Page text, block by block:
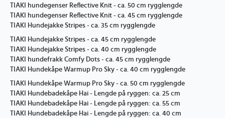
TIAKI hundegenser Reflective Knit - ca. 50 cm rygglengde
TIAKI hundegenser Reflective Knit - ca. 45 cm rygglengde
TIAKI Hundejakke Stripes - ca. 35 cm rygglengde
TIAKI Hundejakke Stripes - ca. 45 cm rygglengde
TIAKI Hundejakke Stripes - ca. 40 cm rygglengde
TIAKI hundefrakk Comfy Dots - ca. 45 cm rygglengde
TIAKI Hundekåpe Warmup Pro Sky - ca. 40 cm rygglengde
TIAKI Hundekåpe Warmup Pro Sky - ca. 50 cm rygglengde
TIAKI Hundebadekåpe Hai - Lengde på ryggen: ca. 25 cm
TIAKI Hundebadekåpe Hai - Lengde på ryggen: ca. 55 cm
TIAKI Hundebadekåpe Hai - Lengde på ryggen: ca. 40 cm